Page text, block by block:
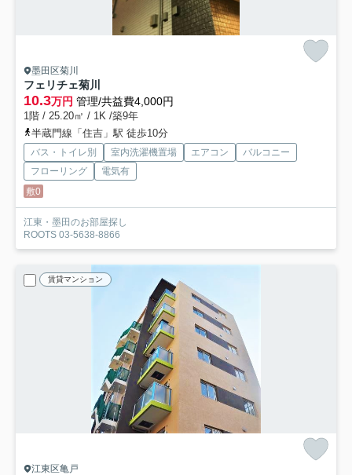
墨田区菊川
フェリチェ菊川
10.3万円 管理/共益費4,000円
1階 / 25.20㎡ / 1K /築9年
半蔵門線「住吉」駅 徒歩10分
バス・トイレ別 室内洗濯機置場 エアコン
バルコニー
フローリング
電気有
敷0
江東・墨田のお部屋探し
ROOTS 03-5638-8866
賃貸マンション
江東区亀戸